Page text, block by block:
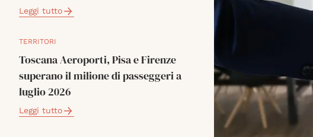
Leggi tutto
TERRITORI
Toscana Aeroporti, Pisa e Firenze
superano il milione di passeggeri a
luglio 2026
Leggi tutto